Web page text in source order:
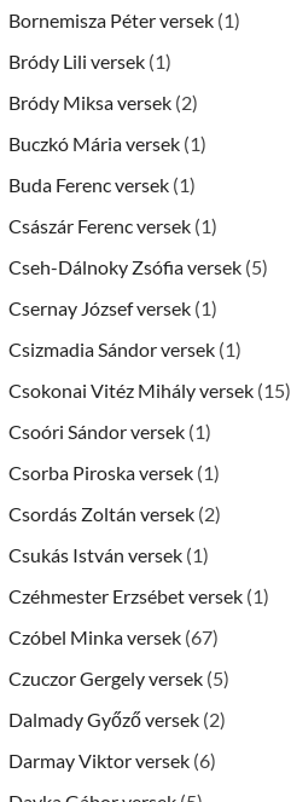
Bornemisza Péter versek (1)
Bródy Lili versek (1)
Bródy Miksa versek (2)
Buczkó Mária versek (1)
Buda Ferenc versek (1)
Császár Ferenc versek (1)
Cseh-Dálnoky Zsófia versek (5)
Csernay József versek (1)
Csizmadia Sándor versek (1)
Csokonai Vitéz Mihály versek (15)
Csoóri Sándor versek (1)
Csorba Piroska versek (1)
Csordás Zoltán versek (2)
Csukás István versek (1)
Czéhmester Erzsébet versek (1)
Czóbel Minka versek (67)
Czuczor Gergely versek (5)
Dalmady Győző versek (2)
Darmay Viktor versek (6)